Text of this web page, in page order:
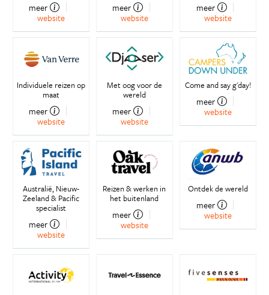
meer
website
meer
website
meer
website
Individuele reizen op
maat
meer
website
Met oog voor de
wereld
meer
website
Come and say g'day!
meer
website
Australië, Nieuw-
Zeeland & Pacific
specialist
meer
website
Reizen & werken in
het buitenland
meer
website
Ontdek de wereld
meer
website